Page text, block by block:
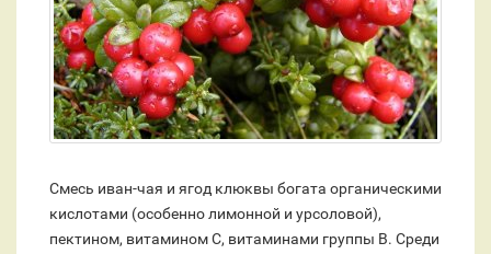
Смесь иван-чая и ягод клюквы богата органическими
кислотами (особенно лимонной и урсоловой),
пектином, витамином С, витаминами группы В. Среди